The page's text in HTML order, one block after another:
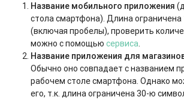
Название мобильного приложения
стола смартфона). Длина
(включая пробелы), проверить
можно с помощьюсервиса.
Название приложения для
Обычно оно совпадает с названием
рабочем столе смартфона. Однако
его, т.к. длина ограничена 30-ю